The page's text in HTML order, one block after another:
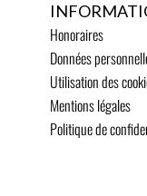
Honoraires
Données
Utilisation des
Mentions légales
Politique de